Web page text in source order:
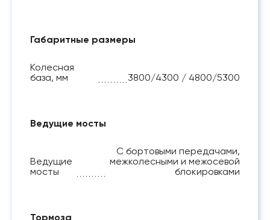
Габаритные размеры
Колесная
база, мм
3800/4300 / 4800/5300
Ведущие мосты
Ведущие
мосты
С бортовыми передачами,
межколесными и межосевой
блокировками
Тормоза